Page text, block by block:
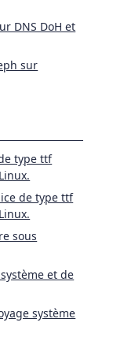
DNS DoH et
sur
type ttf
de type ttf
sous
et de
système